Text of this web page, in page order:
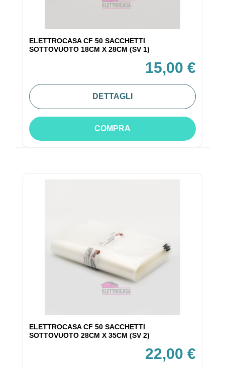
ELETTROCASA CF 50 SACCHETTI
SOTTOVUOTO 18CM X 28CM (SV 1)
15,00 €
DETTAGLI
COMPRA
ELETTROCASA CF 50 SACCHETTI
SOTTOVUOTO 28CM X 35CM (SV 2)
22,00 €